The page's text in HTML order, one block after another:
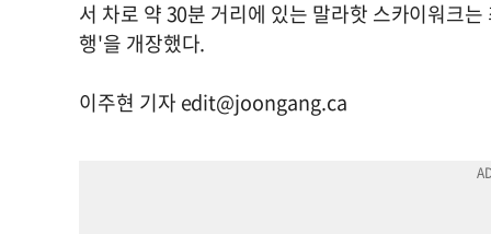
서 차로 약 30분 거리에 있는 말라핫 스카이워크
행'을 개장했다.
이주현 기자 edit@joongang.ca